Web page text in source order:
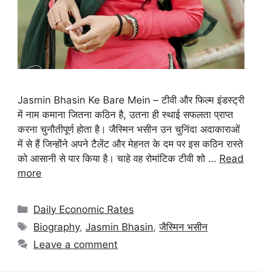
Jasmin Bhasin Ke Bare Mein – टीवी और फिल्म इंडस्ट्री
में नाम कमाना जितना कठिन है, उतना ही स्थाई सफलता प्राप्त
करना चुनौतीपूर्ण होता है। जैस्मिन भसीन उन चुनिंदा अदाकाराओं
में से हैं जिन्होंने अपने टैलेंट और मेहनत के दम पर इस कठिन रास्ते
को आसानी से पार किया है। चाहे वह रोमांटिक टीवी शो … Read
more
Categories
Daily Economic Rates
Tags
Biography,Jasmin Bhasin,जैस्मिन भसीन
Leave a comment